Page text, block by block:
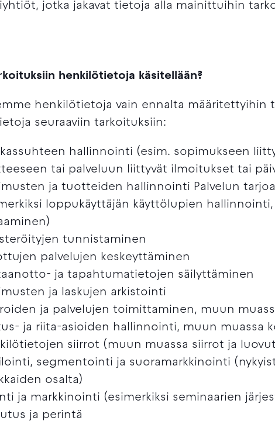
jotka jakavat tietoja alla mainittuihin
henkilötietoja käsitellään?
henkilötietoja vain ennalta määritettyihin
seuraaviin tarkoituksiin:
hallinnointi (esim. sopimukseen
tai palveluun liittyvät ilmoitukset tai
ja tuotteiden hallinnointi Palvelun
loppukäyttäjän käyttölupien
tunnistaminen
palvelujen keskeyttäminen
ja tapahtumatietojen säilyttäminen
ja laskujen arkistointi
ja palvelujen toimittaminen, muun
ja riita-asioiden hallinnointi, muun muassa
siirrot (muun muassa siirrot ja
segmentointi ja suoramarkkinointi
osalta)
ja markkinointi (esimerkiksi seminaarien
ja perintä